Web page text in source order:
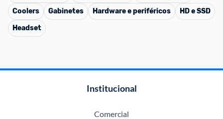
Coolers
Gabinetes Hardware e periféricos
HD e SSD
Headset
Institucional
Comercial